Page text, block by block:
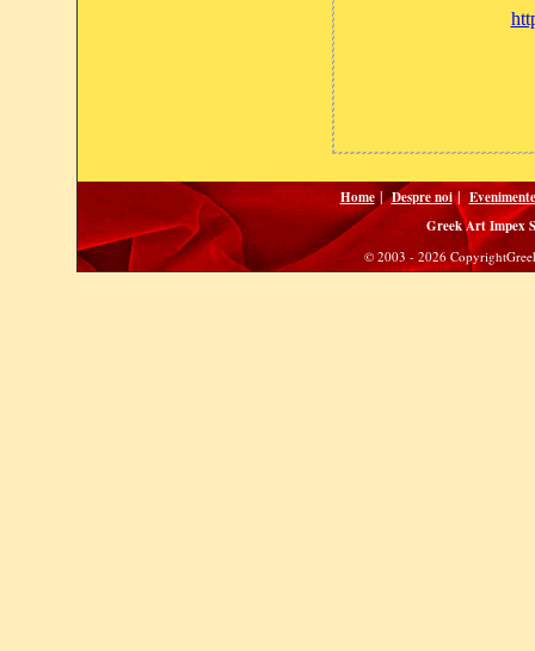
Home|Despre noi|
Greek Art Impex
© 2003 - 2026